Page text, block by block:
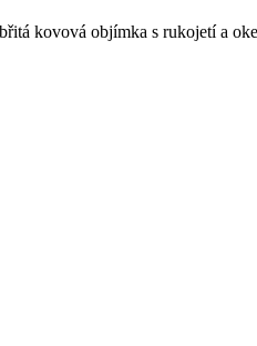
kovová objímka s rukojetí a